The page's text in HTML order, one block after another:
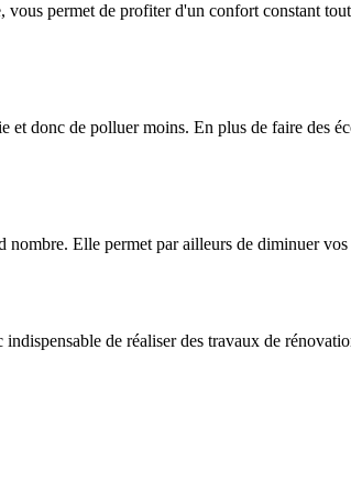
permet de profiter d'un confort constant
donc de polluer moins. En plus de faire des
Elle permet par ailleurs de diminuer
de réaliser des travaux de